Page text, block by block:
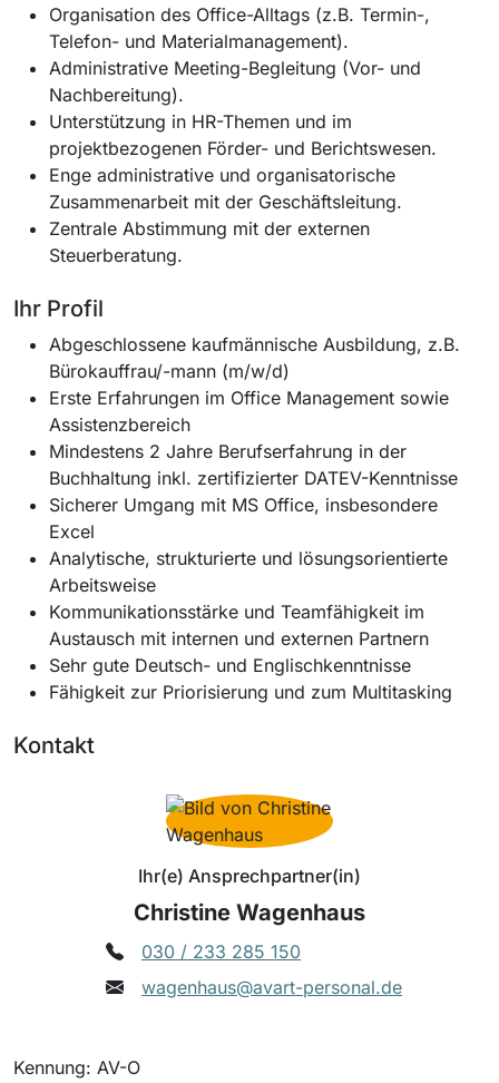
Organisation des Office-Alltags (z.B. Termin-,
Telefon- und Materialmanagement).
Administrative Meeting-Begleitung (Vor- und
Nachbereitung).
Unterstützung in HR-Themen und im
projektbezogenen Förder- und Berichtswesen.
Enge administrative und organisatorische
Zusammenarbeit mit der Geschäftsleitung.
Zentrale Abstimmung mit der externen
Steuerberatung.
Ihr Profil
Abgeschlossene kaufmännische Ausbildung, z.B.
Bürokauffrau/-mann (m/w/d)
Erste Erfahrungen im Office Management sowie
Assistenzbereich
Mindestens 2 Jahre Berufserfahrung in der
Buchhaltung inkl. zertifizierter DATEV-Kenntnisse
Sicherer Umgang mit MS Office, insbesondere
Excel
Analytische, strukturierte und lösungsorientierte
Arbeitsweise
Kommunikationsstärke und Teamfähigkeit im
Austausch mit internen und externen Partnern
Sehr gute Deutsch- und Englischkenntnisse
Fähigkeit zur Priorisierung und zum Multitasking
Kontakt
Ihr(e) Ansprechpartner(in)
Christine Wagenhaus
030 / 233 285 150
wagenhaus@avart-personal.de
Kennung: AV-O